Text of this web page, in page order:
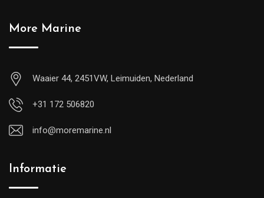
More Marine
Waaier 44, 2451VW, Leimuiden, Nederland
+31 172 506820
info@moremarine.nl
Informatie